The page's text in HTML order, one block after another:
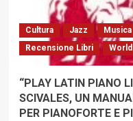
UNA
SORTA
DI
Cultura Jazz Musica
Recensione Libri
“PLAY LATIN PIANO
SCIVALES, UN
PER PIANOFORTE E